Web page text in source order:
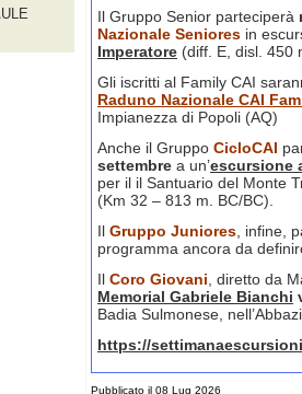
Il Gruppo Senior parteciperà
Nazionale Seniores in
Imperatore (diff. E, disl. 450
Gli iscritti al Family CAI
Raduno Nazionale CAI
Impianezza di Popoli (AQ)
Anche il Gruppo CicloCAI
settembre a un’escursione
per il il Santuario del Monte
(Km 32 – 813 m. BC/BC).
Il Gruppo Juniores , infine,
programma ancora da
Il Coro Giovani , diretto da
Memorial Gabriele Bianchi
Badia Sulmonese,
https://
Pubblicato il 08 Lug 2026